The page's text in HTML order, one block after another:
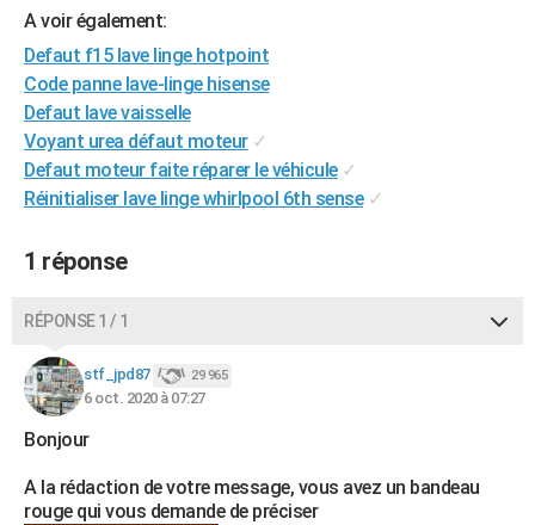
Alimentation
Guide de la santé
Maladies
Médicaments
Sommeil
Destinations
City break
Voyage nature
Voyage de noces
Forum
Climat
+PHOTO
GUIDES D'ACHAT
BONS PLANS
Carte de Noël
Carte Bonne année
Carte Saint-Valentin
Carte Pâques
Carte d'anniversaire
DICTIONNAIRE
Dictionnaire
Biographies
Citations
Expressions
Proverbes
PROGRAMME TV
COPAINS D'AVANT
S'inscrire
Se connecter
Lycées
Collèges
Primaires
Universités
Entreprises
Service militaire
Avis de recherche
Bricolage
Lifestyle
Culture
Sport
Auto
Television
Voyage
Cinema
A voir également:
Defaut f15 lave linge hotpoint
Code panne lave-linge hisense
Defaut lave vaisselle
Voyant urea défaut moteur ✓
Defaut moteur faite réparer le véhicule ✓
Réinitialiser lave linge whirlpool 6th sense ✓
1 réponse
RÉPONSE 1 / 1
stf_jpd87 29 965
6 oct. 2020 à 07:27
Bonjour
A la rédaction de votre message, vous avez un bandeau
rouge qui vous demande de préciser